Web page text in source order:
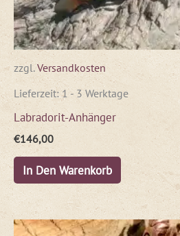
zzgl.Versandkosten
Lieferzeit:1 - 3 Werktage
Labradorit-Anhänger
€146,00
In Den Warenkorb